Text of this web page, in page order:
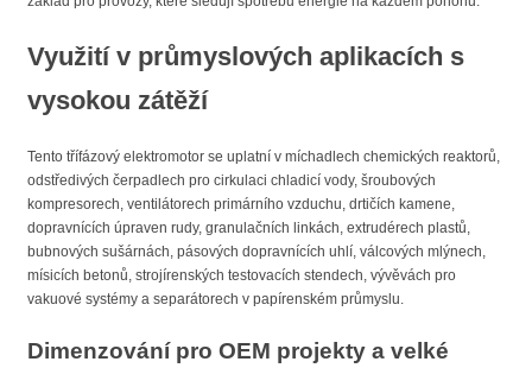
Využití v průmyslových aplikacích s
vysokou zátěží
Tento třífázový elektromotor se uplatní v míchadlech chemických reaktorů,
odstředivých čerpadlech pro cirkulaci chladicí vody, šroubových
kompresorech, ventilátorech primárního vzduchu, drtičích kamene,
dopravnících úpraven rudy, granulačních linkách, extrudérech plastů,
bubnových sušárnách, pásových dopravnících uhlí, válcových mlýnech,
mísicích betonů, strojírenských testovacích stendech, vývěvách pro
vakuové systémy a separátorech v papírenském průmyslu.
Dimenzování pro OEM projekty a velké